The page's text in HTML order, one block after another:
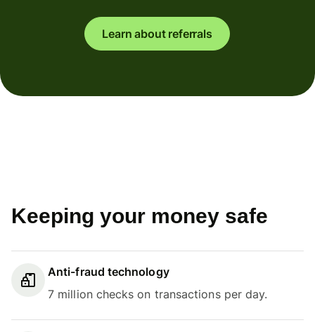
Learn about referrals
Keeping your money safe
Anti-fraud technology
7 million checks on transactions per day.